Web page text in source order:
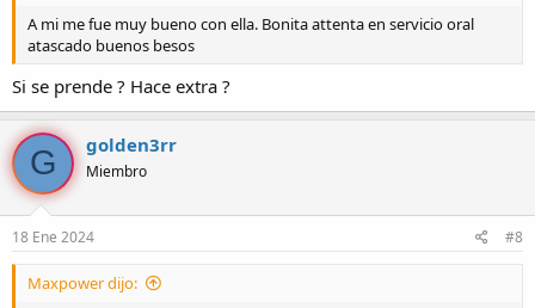
A mi me fue muy bueno con ella. Bonita attenta en servicio oral
atascado buenos besos
Si se prende ? Hace extra ?
G golden3rr
Miembro
18 Ene 2024 #8
Maxpower dijo: